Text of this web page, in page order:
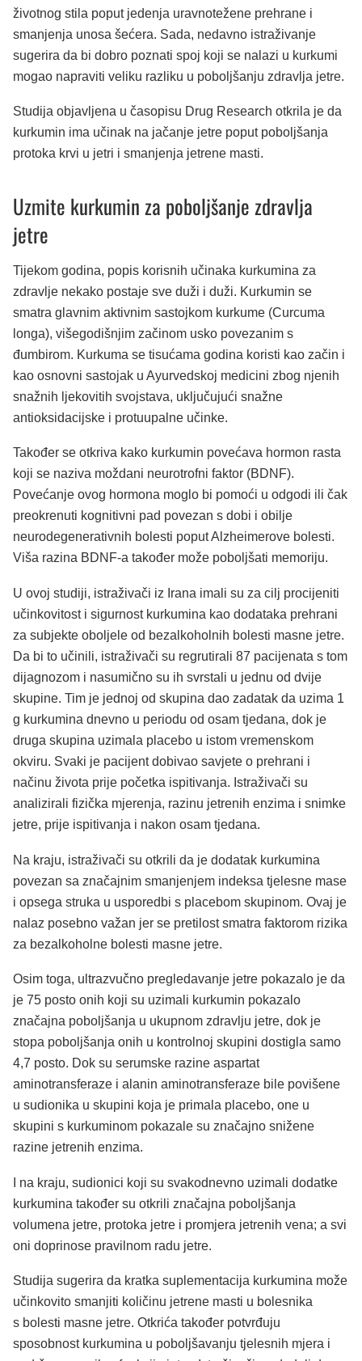
životnog stila poput jedenja uravnotežene prehrane i
smanjenja unosa šećera. Sada, nedavno istraživanje
sugerira da bi dobro poznati spoj koji se nalazi u kurkumi
mogao napraviti veliku razliku u poboljšanju zdravlja jetre.
Studija objavljena u časopisu Drug Research otkrila je da
kurkumin ima učinak na jačanje jetre poput poboljšanja
protoka krvi u jetri i smanjenja jetrene masti.
Uzmite kurkumin za poboljšanje zdravlja
jetre
Tijekom godina, popis korisnih učinaka kurkumina za
zdravlje nekako postaje sve duži i duži. Kurkumin se
smatra glavnim aktivnim sastojkom kurkume (Curcuma
longa), višegodišnjim začinom usko povezanim s
đumbirom. Kurkuma se tisućama godina koristi kao začin i
kao osnovni sastojak u Ayurvedskoj medicini zbog njenih
snažnih ljekovitih svojstava, uključujući snažne
antioksidacijske i protuupalne učinke.
Također se otkriva kako kurkumin povećava hormon rasta
koji se naziva moždani neurotrofni faktor (BDNF).
Povećanje ovog hormona moglo bi pomoći u odgodi ili čak
preokrenuti kognitivni pad povezan s dobi i obilje
neurodegenerativnih bolesti poput Alzheimerove bolesti.
Viša razina BDNF-a također može poboljšati memoriju.
U ovoj studiji, istraživači iz Irana imali su za cilj procijeniti
učinkovitost i sigurnost kurkumina kao dodataka prehrani
za subjekte oboljele od bezalkoholnih bolesti masne jetre.
Da bi to učinili, istraživači su regrutirali 87 pacijenata s tom
dijagnozom i nasumično su ih svrstali u jednu od dvije
skupine. Tim je jednoj od skupina dao zadatak da uzima 1
g kurkumina dnevno u periodu od osam tjedana, dok je
druga skupina uzimala placebo u istom vremenskom
okviru. Svaki je pacijent dobivao savjete o prehrani i
načinu života prije početka ispitivanja. Istraživači su
analizirali fizička mjerenja, razinu jetrenih enzima i snimke
jetre, prije ispitivanja i nakon osam tjedana.
Na kraju, istraživači su otkrili da je dodatak kurkumina
povezan sa značajnim smanjenjem indeksa tjelesne mase
i opsega struka u usporedbi s placebom skupinom. Ovaj je
nalaz posebno važan jer se pretilost smatra faktorom rizika
za bezalkoholne bolesti masne jetre.
Osim toga, ultrazvučno pregledavanje jetre pokazalo je da
je 75 posto onih koji su uzimali kurkumin pokazalo
značajna poboljšanja u ukupnom zdravlju jetre, dok je
stopa poboljšanja onih u kontrolnoj skupini dostigla samo
4,7 posto. Dok su serumske razine aspartat
aminotransferaze i alanin aminotransferaze bile povišene
u sudionika u skupini koja je primala placebo, one u
skupini s kurkuminom pokazale su značajno snižene
razine jetrenih enzima.
I na kraju, sudionici koji su svakodnevno uzimali dodatke
kurkumina također su otkrili značajna poboljšanja
volumena jetre, protoka jetre i promjera jetrenih vena; a svi
oni doprinose pravilnom radu jetre.
Studija sugerira da kratka suplementacija kurkumina može
učinkovito smanjiti količinu jetrene masti u bolesnika
s bolesti masne jetre. Otkrića također potvrđuju
sposobnost kurkumina u poboljšavanju tjelesnih mjera i